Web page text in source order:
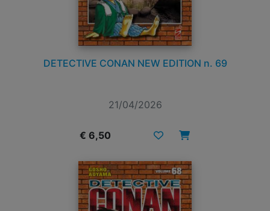
DETECTIVE CONAN NEW EDITION n. 69
21/04/2026
€ 6,50